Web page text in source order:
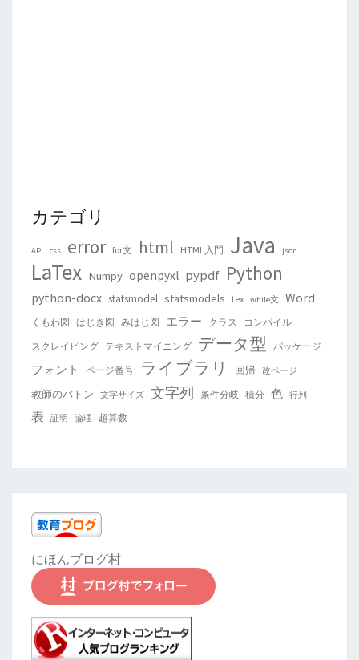
カテゴリ
API css error for文 html HTML入門 Java json
LaTex Numpy openpyxl pypdf Python
python-docx statsmodel statsmodels tex while文 Word
くもわ図 はじき図 みはじ図 エラー クラス
コンパイル
スクレイピング テキストマイニング データ型 パッケージ
フォント ページ番号 ライブラリ 回帰 改ページ
教師のバトン 文字サイズ 文字列 条件分岐 積分 色 行列
表 証明 論理 超算数
にほんブログ村